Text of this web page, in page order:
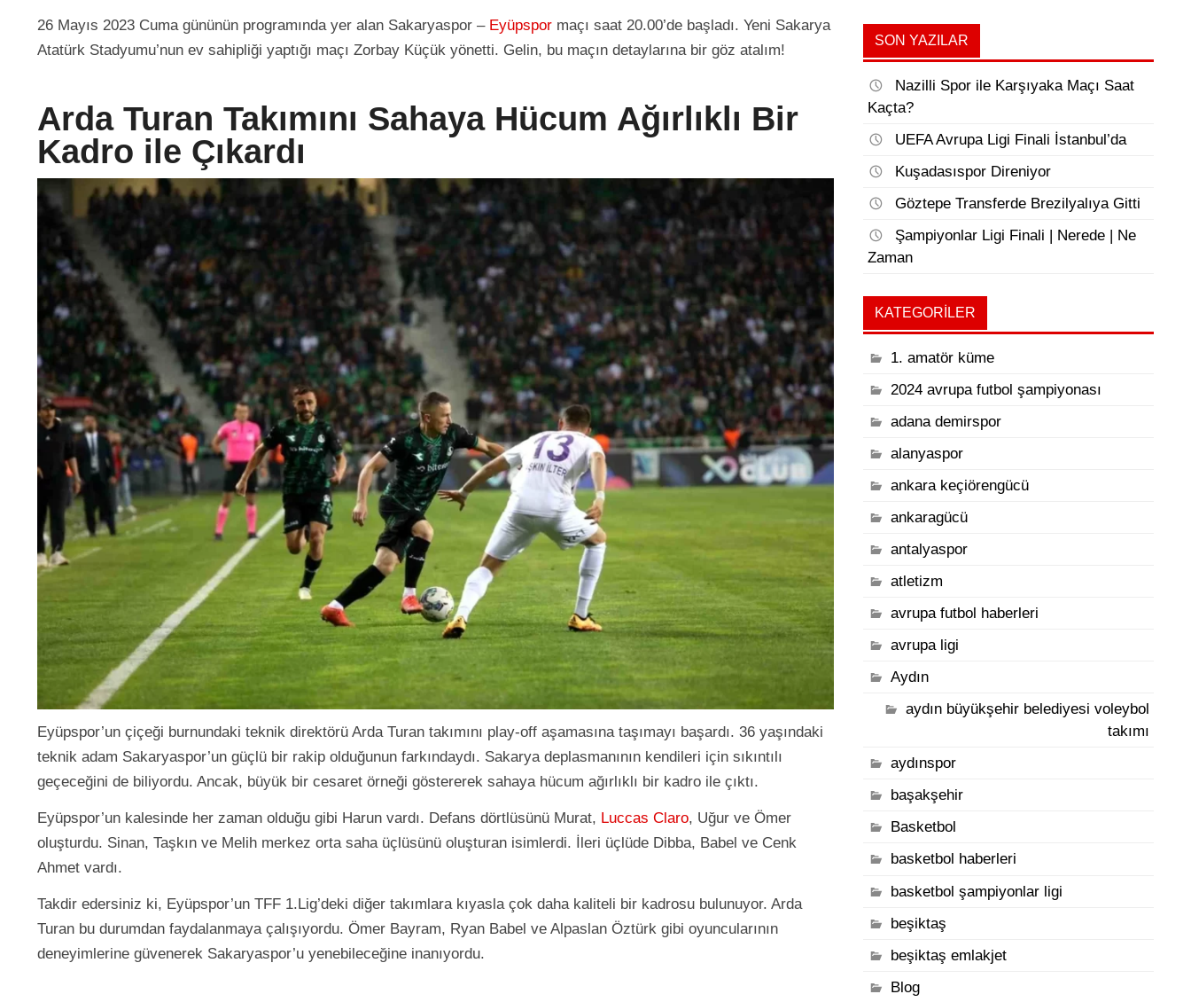
26 Mayıs 2023 Cuma gününün programında yer alan Sakaryaspor – Eyüpspor maçı saat 20.00’de başladı. Yeni Sakarya
Atatürk Stadyumu’nun ev sahipliği yaptığı maçı Zorbay Küçük yönetti. Gelin, bu maçın detaylarına bir göz atalım!
Arda Turan Takımını Sahaya Hücum Ağırlıklı Bir
Kadro ile Çıkardı
Eyüpspor’un çiçeği burnundaki teknik direktörü Arda Turan takımını play-off aşamasına taşımayı başardı. 36 yaşındaki
teknik adam Sakaryaspor’un güçlü bir rakip olduğunun farkındaydı. Sakarya deplasmanının kendileri için sıkıntılı
geçeceğini de biliyordu. Ancak, büyük bir cesaret örneği göstererek sahaya hücum ağırlıklı bir kadro ile çıktı.
Eyüpspor’un kalesinde her zaman olduğu gibi Harun vardı. Defans dörtlüsünü Murat, Luccas Claro, Uğur ve Ömer
oluşturdu. Sinan, Taşkın ve Melih merkez orta saha üçlüsünü oluşturan isimlerdi. İleri üçlüde Dibba, Babel ve Cenk
Ahmet vardı.
Takdir edersiniz ki, Eyüpspor’un TFF 1.Lig’deki diğer takımlara kıyasla çok daha kaliteli bir kadrosu bulunuyor. Arda
Turan bu durumdan faydalanmaya çalışıyordu. Ömer Bayram, Ryan Babel ve Alpaslan Öztürk gibi oyuncularının
deneyimlerine güvenerek Sakaryaspor’u yenebileceğine inanıyordu.
SON YAZILAR
Nazilli Spor ile Karşıyaka Maçı Saat
Kaçta?
UEFA Avrupa Ligi Finali İstanbul’da
Kuşadasıspor Direniyor
Göztepe Transferde Brezilyalıya Gitti
Şampiyonlar Ligi Finali | Nerede | Ne
Zaman
KATEGORILER
1. amatör küme
2024 avrupa futbol şampiyonası
adana demirspor
alanyaspor
ankara keçiörengücü
ankaragücü
antalyaspor
atletizm
avrupa futbol haberleri
avrupa ligi
Aydın
aydın büyükşehir belediyesi voleybol
takımı
aydınspor
başakşehir
Basketbol
basketbol haberleri
basketbol şampiyonlar ligi
beşiktaş
beşiktaş emlakjet
Blog